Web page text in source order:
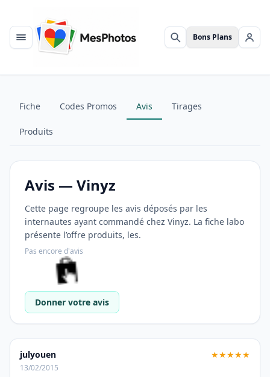
Menu Rechercher
Bons Plans Se
Fiche Codes Promos Avis Tirages
Produits
Avis — Vinyz
Cette page regroupe les avis déposés par les
internautes ayant commandé chez Vinyz. La fiche labo
présente l’offre produits, les.
Pas encore d'avis
Donner votre avis
julyouen ★★★★★
13/02/2015